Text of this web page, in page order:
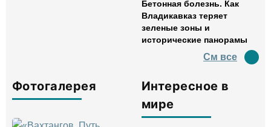
Бетонная болезнь. Как
Владикавказ теряет
зеленые зоны и
исторические панорамы
См все
Фотогалерея
Интересное в
мире